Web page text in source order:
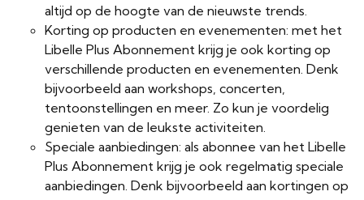
altijd op de hoogte van de nieuwste trends.
Korting op producten en evenementen: met het
Libelle Plus Abonnement krijg je ook korting op
verschillende producten en evenementen. Denk
bijvoorbeeld aan workshops, concerten,
tentoonstellingen en meer. Zo kun je voordelig
genieten van de leukste activiteiten.
Speciale aanbiedingen: als abonnee van het Libelle
Plus Abonnement krijg je ook regelmatig speciale
aanbiedingen. Denk bijvoorbeeld aan kortingen op